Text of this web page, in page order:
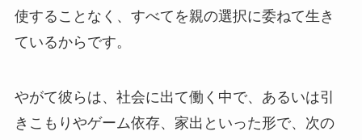
使することなく、すべてを親の選択に委ねて生き
ているからです。
やがて彼らは、社会に出て働く中で、あるいは引
きこもりやゲーム依存、家出といった形で、次の